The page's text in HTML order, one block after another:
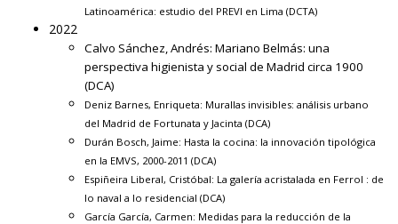
Latinoamérica: estudio del PREVI en Lima (DCTA)
2022
Calvo Sánchez, Andrés: Mariano Belmás: una
perspectiva higienista y social de Madrid circa 1900
(DCA)
Deniz Barnes, Enriqueta: Murallas invisibles: análisis urbano
del Madrid de Fortunata y Jacinta (DCA)
Durán Bosch, Jaime: Hasta la cocina: la innovación tipológica
en la EMVS, 2000-2011 (DCA)
Espiñeira Liberal, Cristóbal: La galería acristalada en Ferrol : de
lo naval a lo residencial (DCA)
García García, Carmen: Medidas para la reducción de la